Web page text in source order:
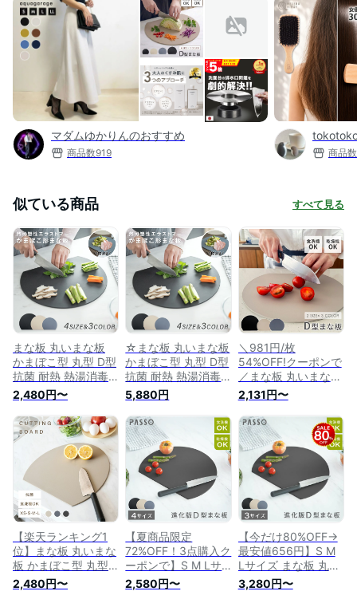
マダムゆかりんのおすすめ
商品数919 商品数
似ている商品 すべて見る
まな板 丸いまな板
かまぼこ型 丸型 D型
抗菌 耐熱 熱湯消毒
OK エラストマー や
わらかい刃あたり 食
洗機 乾燥機 対応 ノ
ンスリップ 滑らない
両面利用可能 薄型
軽量 おしゃれ お手
入れ簡単 M L c-
00037
2,480円〜
☆まな板 丸いまな板
かまぼこ型 丸型 D型
抗菌 耐熱 熱湯消毒
OK エラストマー や
わらかい刃あたり 食
洗機 乾燥機 対応 ノ
ンスリップ 滑らない
両面利用可能 薄型
軽量 おしゃれ お手
入れ簡単 M L c-
00037
5,880円
＼981円/枚
54%OFF!クーポンで
／まな板 丸いまな板
かまぼこ型 丸型 D型
抗菌 耐熱 熱湯消毒
OK エラストマー や
わらかい刃あたり 食
洗機 乾燥機 対応 ノ
ンスリップ 滑らない
両面利用可能 薄型
軽量 おしゃれ お手
入れ簡単
2,131円〜
【楽天ランキング1
位】まな板 丸いまな
板 かまぼこ型 丸型
D型 抗菌 耐熱 熱湯
消毒OK エラストマ
2,480円〜
【夏商品限定
72%OFF！3点購入ク
ーポンで】S M Lサ
イズ まな板 丸いま
な板 かまぼこ型 丸
2,580円〜
【今だけ80%OFF→
最安値656円】S M
Lサイズ まな板 丸い
まな板 かまぼこ型
丸型 D型 抗菌 耐熱
3,280円〜